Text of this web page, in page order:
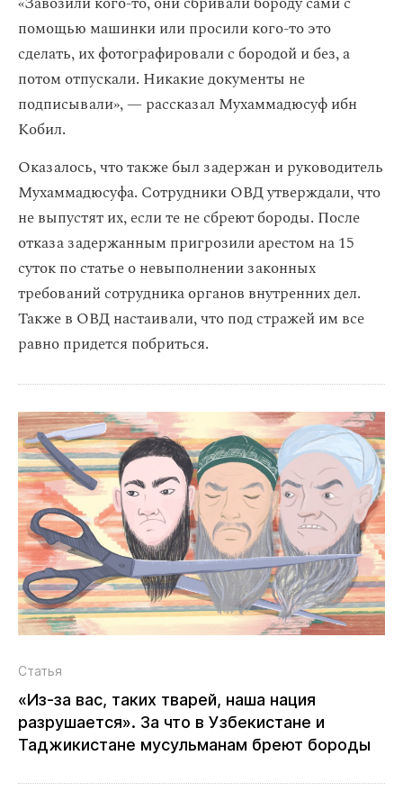
помощью машинки или просили кого-то это
сделать, их фотографировали с бородой и без, а
потом отпускали. Никакие документы не
подписывали», — рассказал Мухаммадюсуф ибн
Кобил.
Оказалось, что также был задержан и руководитель
Мухаммадюсуфа. Сотрудники ОВД утверждали, что
не выпустят их, если те не сбреют бороды. После
отказа задержанным пригрозили арестом на 15
суток по статье о невыполнении законных
требований сотрудника органов внутренних дел.
Также в ОВД настаивали, что под стражей им все
равно придется побриться.
Статья
«Из‑за вас, таких тварей, наша нация
разрушается». За что в Узбекистане и
Таджикистане мусульманам бреют бороды